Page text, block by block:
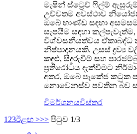
මැෂින් ස්ට්‍රෙච් ෆිල්ම්
උච්චතම අවස්ථාව
ඔබේ භාණ්ඩ සඳහා
සැපයීම සඳහා
විශ්වසනීයත්වය ඒකාබද්ධ
නිෂ්පාදනයකි. උසස් ද්‍රව්‍ය
කඳුළු, සිදුරුවීම් සහ
ප්‍රතිරෝධය දැක්වීමට
අතර, ඔබේ පැකේජ කටුක
නොවෙනස්ව පවතින බව
විමර්ශනයවිස්තර
1 23ඊළඟ >>> පිටුව 1/3